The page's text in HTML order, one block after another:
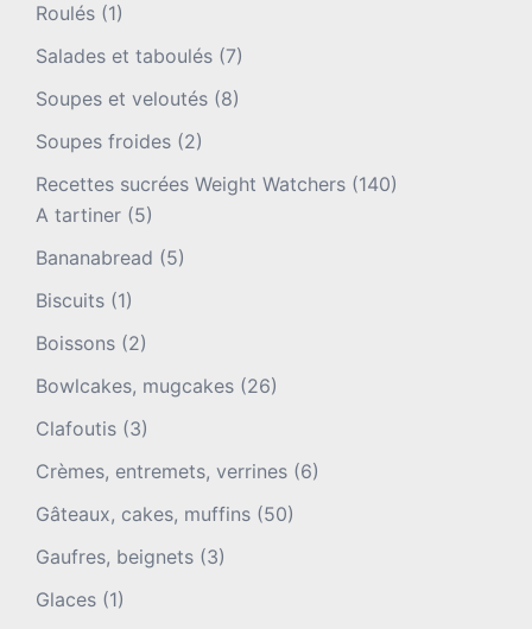
Roulés (1)
Salades et taboulés (7)
Soupes et veloutés (8)
Soupes froides (2)
Recettes sucrées Weight Watchers (140)
A tartiner (5)
Bananabread (5)
Biscuits (1)
Boissons (2)
Bowlcakes, mugcakes (26)
Clafoutis (3)
Crèmes, entremets, verrines (6)
Gâteaux, cakes, muffins (50)
Gaufres, beignets (3)
Glaces (1)